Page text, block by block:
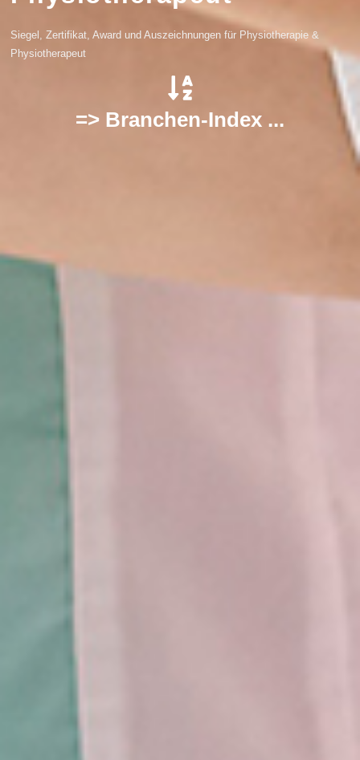
Siegel, Zertifikat, Award und Auszeichnungen für Physiotherapie &
Physiotherapeut
=> Branchen-Index ...